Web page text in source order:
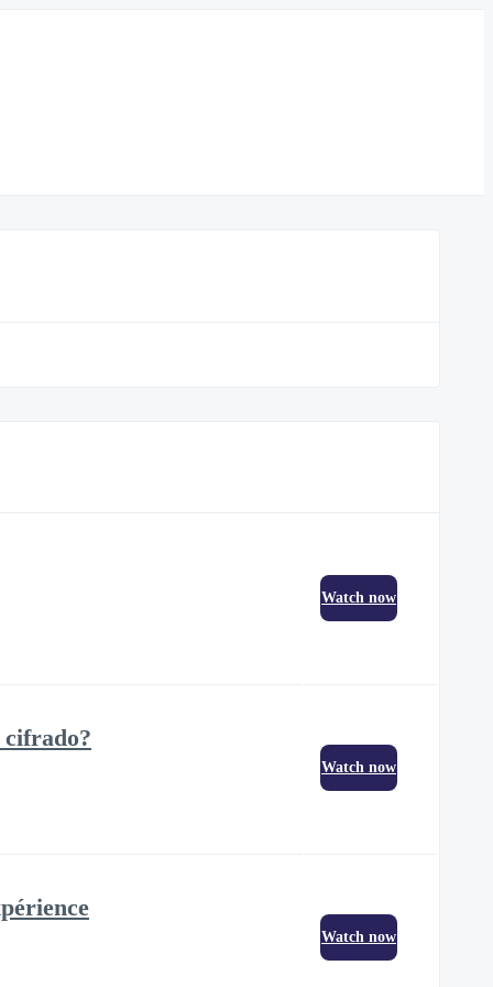
Watch now
cifrado?
Watch now
Watch now